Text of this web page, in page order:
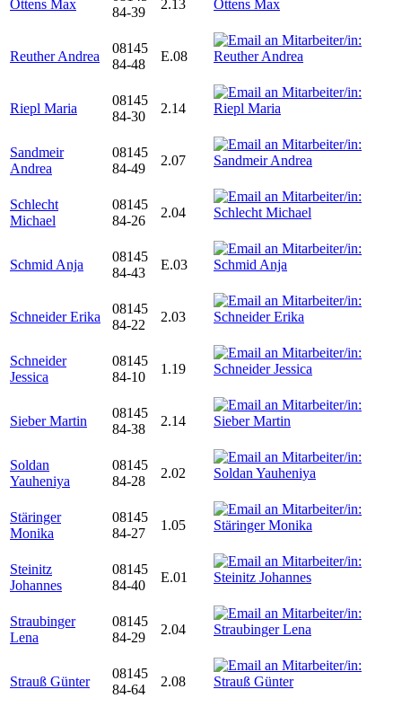
Ottens Max
84-39
2.13
Reuther Andrea
08145
84-48
E.08
Riepl Maria
08145
84-30
2.14
Sandmeir
Andrea
08145
84-49
2.07
Schlecht
Michael
08145
84-26
2.04
Schmid Anja
08145
84-43
E.03
Schneider Erika
08145
84-22
2.03
Schneider
Jessica
08145
84-10
1.19
Sieber Martin
08145
84-38
2.14
Soldan
Yauheniya
08145
84-28
2.02
Stäringer
Monika
08145
84-27
1.05
Steinitz
Johannes
08145
84-40
E.01
Straubinger
Lena
08145
84-29
2.04
Strauß Günter
08145
84-64
2.08